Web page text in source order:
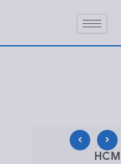
HCM – Nhân viên